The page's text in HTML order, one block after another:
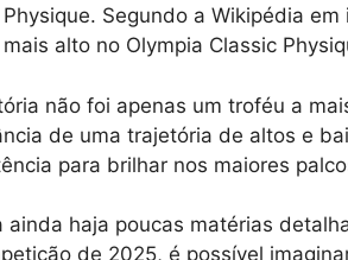
Physique. Segundo a Wikipédia
alto no Olympia Classic
não foi apenas um troféu a
de uma trajetória de altos e
para brilhar nos maiores
ainda haja poucas matérias
de 2025, é possível